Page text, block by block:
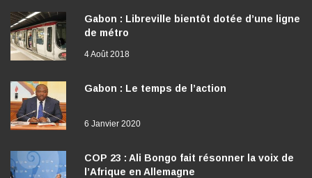
Gabon : Libreville bientôt dotée d’une ligne
de métro
4 Août 2018
Gabon : Le temps de l’action
6 Janvier 2020
COP 23 : Ali Bongo fait résonner la voix de
l’Afrique en Allemagne